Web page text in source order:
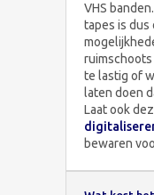
VHS
tapes is dus
te lastig of
laten doen
Laat ook
bewaren